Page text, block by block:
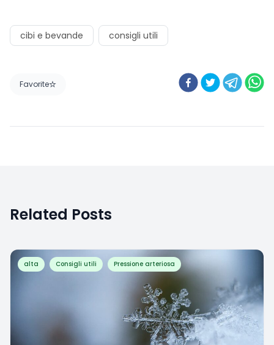
cibi e bevande consigli utili
Favorite
Related Posts
alta Consigli utili Pressione arteriosa